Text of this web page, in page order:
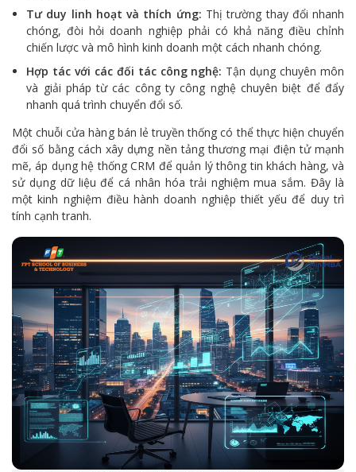
Tư duy linh hoạt và thích ứng: Thị trường thay đổi nhanh
chóng, đòi hỏi doanh nghiệp phải có khả năng điều chỉnh
chiến lược và mô hình kinh doanh một cách nhanh chóng.
Hợp tác với các đối tác công nghệ: Tận dụng chuyên môn
và giải pháp từ các công ty công nghệ chuyên biệt để đẩy
nhanh quá trình chuyển đổi số.
Một chuỗi cửa hàng bán lẻ truyền thống có thể thực hiện chuyển
đổi số bằng cách xây dựng nền tảng thương mại điện tử mạnh
mẽ, áp dụng hệ thống CRM để quản lý thông tin khách hàng, và
sử dụng dữ liệu để cá nhân hóa trải nghiệm mua sắm. Đây là
một kinh nghiệm điều hành doanh nghiệp thiết yếu để duy trì
tính cạnh tranh.